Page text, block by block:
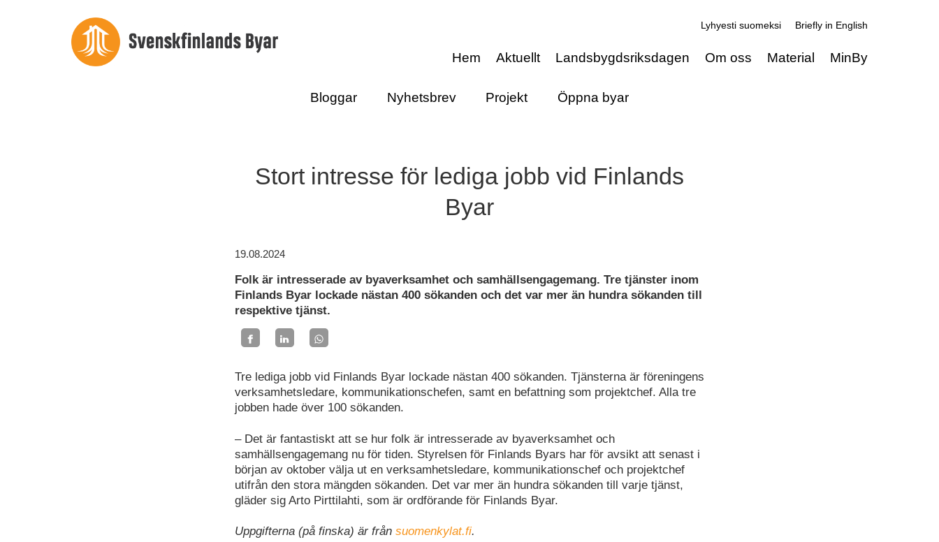
Lyhyesti suomeksi Briefly in English
Hem Aktuellt Landsbygdsriksdagen Om oss Material MinBy
Bloggar Nyhetsbrev Projekt Öppna byar
Stort intresse för lediga jobb vid Finlands
Byar
19.08.2024
Folk är intresserade av byaverksamhet och samhällsengagemang. Tre tjänster inom
Finlands Byar lockade nästan 400 sökanden och det var mer än hundra sökanden till
respektive tjänst.
Tre lediga jobb vid Finlands Byar lockade nästan 400 sökanden. Tjänsterna är föreningens
verksamhetsledare, kommunikationschefen, samt en befattning som projektchef. Alla tre
jobben hade över 100 sökanden.
– Det är fantastiskt att se hur folk är intresserade av byaverksamhet och
samhällsengagemang nu för tiden. Styrelsen för Finlands Byars har för avsikt att senast i
början av oktober välja ut en verksamhetsledare, kommunikationschef och projektchef
utifrån den stora mängden sökanden. Det var mer än hundra sökanden till varje tjänst,
gläder sig Arto Pirttilahti, som är ordförande för Finlands Byar.
Uppgifterna (på finska) är från suomenkylat.fi.